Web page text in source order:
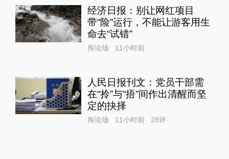
经济日报：别让网红项目
带“险”运行，不能让游客用生
命去“试错”
舆论场 11小时前
人民日报刊文：党员干部需
在“拎”与“捂”间作出清醒而坚
定的抉择
舆论场 11小时前 28评